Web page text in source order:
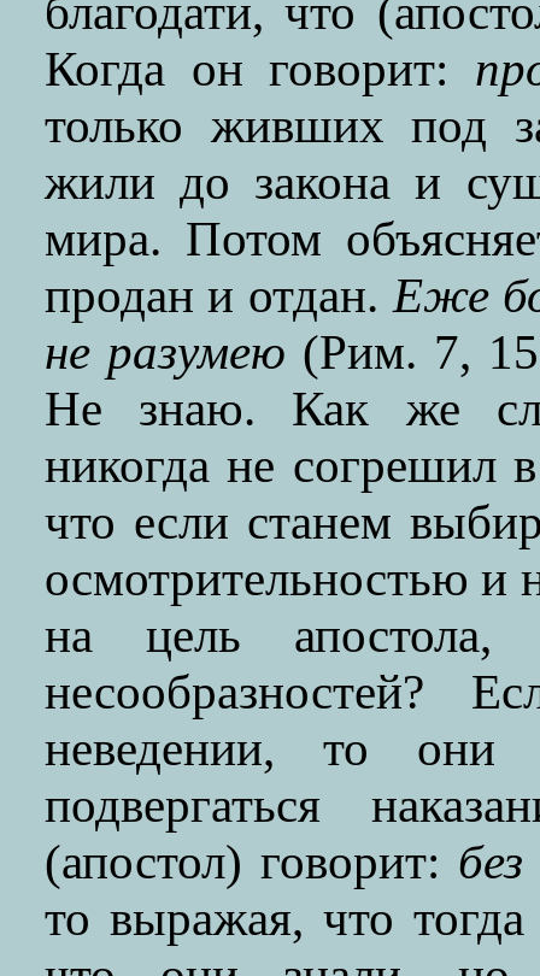
благодати, что
Когда он говорит:
только живших под
жили до закона и
мира. Потом
продан и отдан.Еже
не разумею (Рим. 7,
Не знаю. Как же
никогда не согрешил
что если станем
осмотрительностью и
на цель апостола,
неведении, то
подвергаться
(апостол) говорит:
то выражая, что